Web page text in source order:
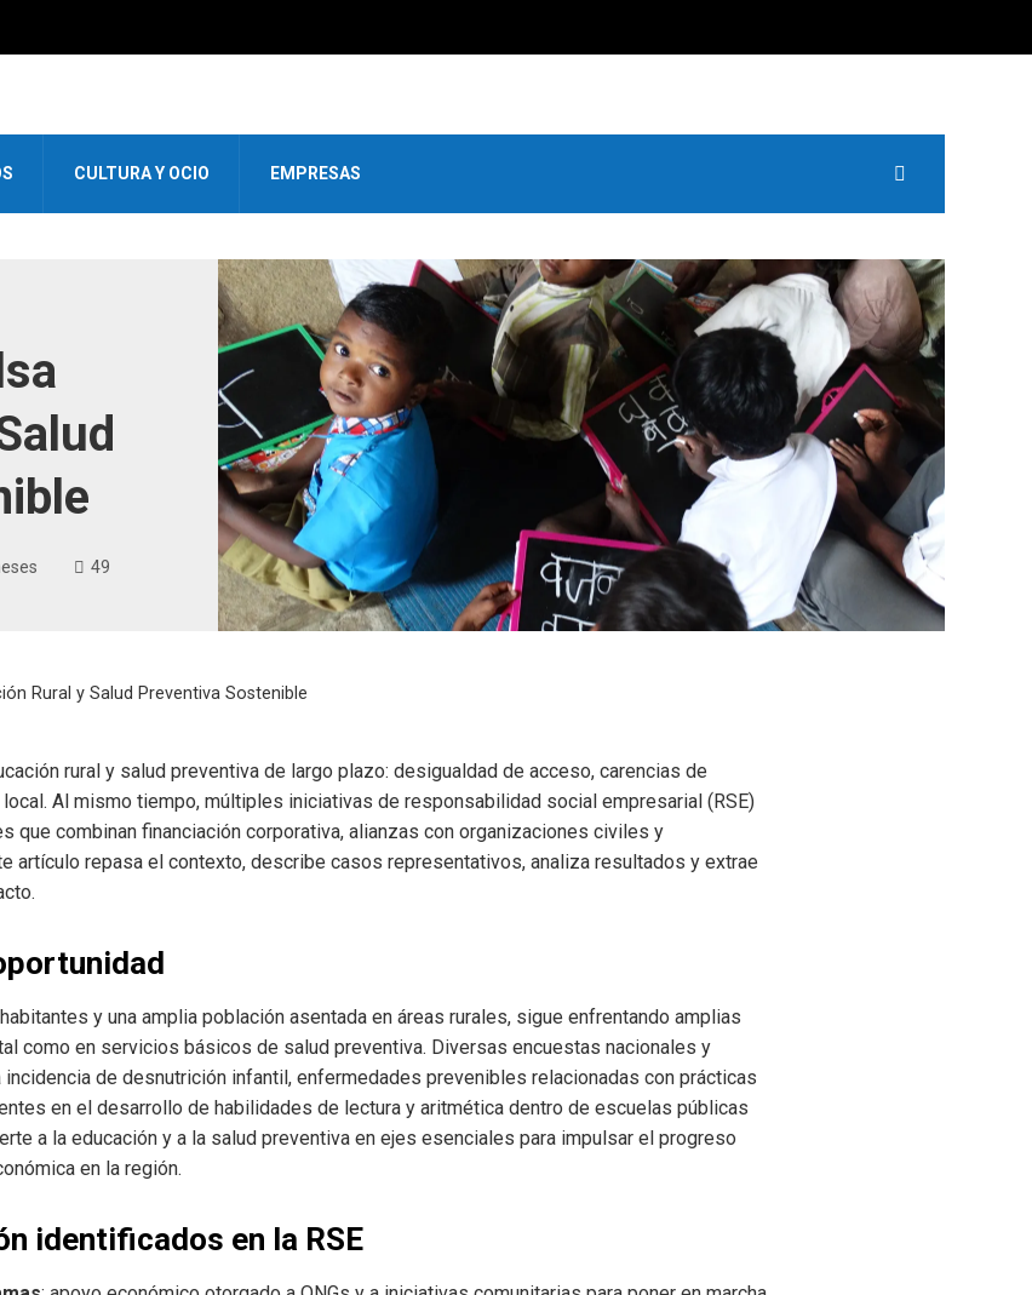
CULTURA Y OCIO EMPRESAS
49
Rural y Salud Preventiva Sostenible
rural y salud preventiva de largo plazo: desigualdad de acceso, carencias de
Al mismo tiempo, múltiples iniciativas de responsabilidad social empresarial (RSE)
que combinan financiación corporativa, alianzas con organizaciones civiles y
artículo repasa el contexto, describe casos representativos, analiza resultados y extrae
y una amplia población asentada en áreas rurales, sigue enfrentando amplias
como en servicios básicos de salud preventiva. Diversas encuestas nacionales y
de desnutrición infantil, enfermedades prevenibles relacionadas con prácticas
en el desarrollo de habilidades de lectura y aritmética dentro de escuelas públicas
a la educación y a la salud preventiva en ejes esenciales para impulsar el progreso
en la región.
identificados en la RSE